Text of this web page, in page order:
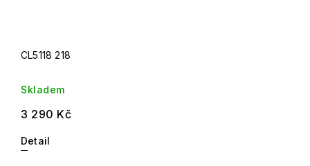
CL5118 218
Skladem
3 290 Kč
Detail